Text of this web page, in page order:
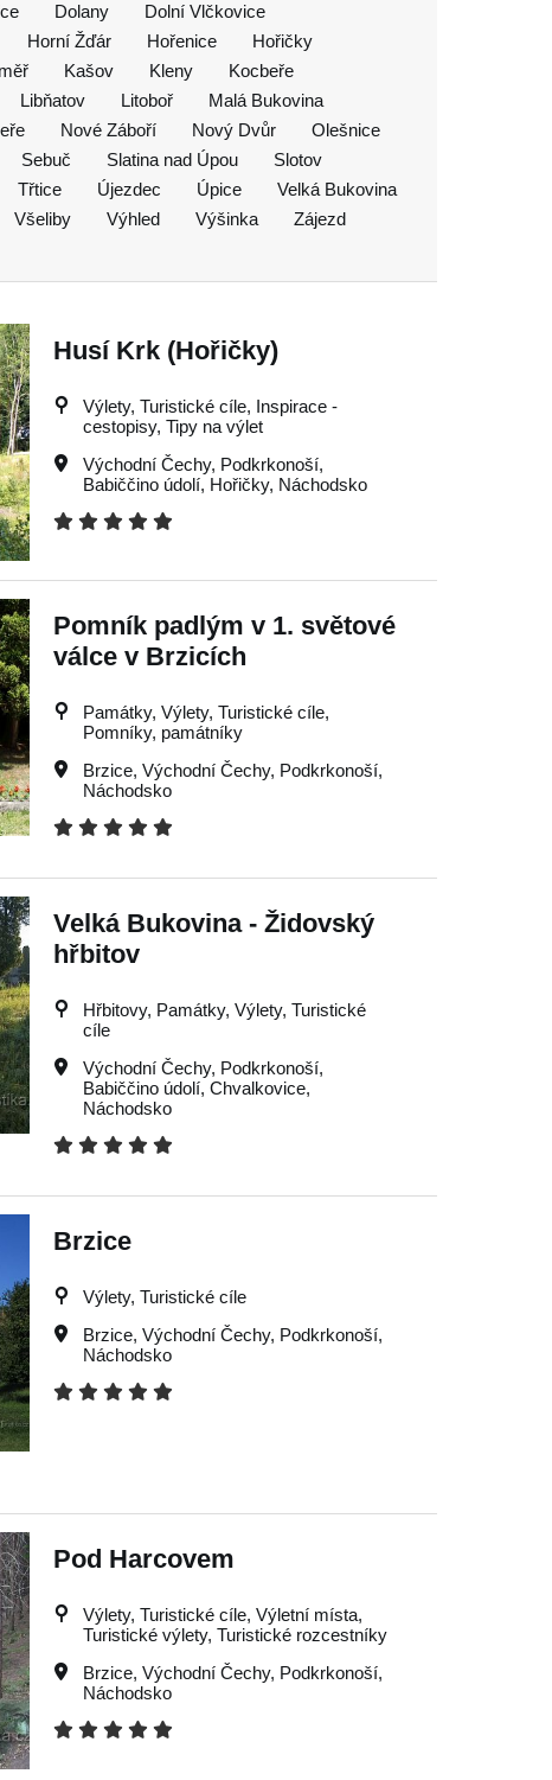
Dolany
Dolní Vlčkovice
Horní Žďár Hořenice
Hořičky
Kašov Kleny
Kocbeře
Libňatov Litoboř
Malá Bukovina
Nové Záboří Nový Dvůr
Olešnice
Sebuč Slatina nad Úpou
Slotov
Třtice Újezdec Úpice
Velká Bukovina
Všeliby Výhled Výšinka
Zájezd
Husí Krk (Hořičky)
Výlety, Turistické cíle, Inspirace -
cestopisy, Tipy na výlet
Východní Čechy, Podkrkonoší,
Babiččino údolí, Hořičky, Náchodsko
Pomník padlým v 1. světové
válce v Brzicích
Památky, Výlety, Turistické cíle,
Pomníky, památníky
Brzice, Východní Čechy, Podkrkonoší,
Náchodsko
Velká Bukovina - Židovský
hřbitov
Hřbitovy, Památky, Výlety, Turistické
cíle
Východní Čechy, Podkrkonoší,
Babiččino údolí, Chvalkovice,
Náchodsko
Brzice
Výlety, Turistické cíle
Brzice, Východní Čechy, Podkrkonoší,
Náchodsko
Pod Harcovem
Výlety, Turistické cíle, Výletní místa,
Turistické výlety, Turistické rozcestníky
Brzice, Východní Čechy, Podkrkonoší,
Náchodsko